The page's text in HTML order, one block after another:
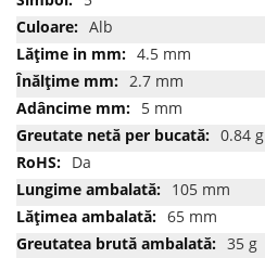
Alb
4.5 mm
2.7 mm
5 mm
0.84 g
Da
105 mm
65 mm
35 g